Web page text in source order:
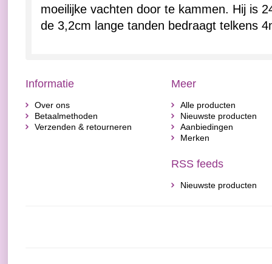
moeilijke vachten door te kammen. Hij is
de 3,2cm lange tanden bedraagt telkens
Informatie
Over ons
Betaalmethoden
Verzenden & retourneren
Meer
Alle producten
Nieuwste producten
Aanbiedingen
Merken
RSS feeds
Nieuwste producten